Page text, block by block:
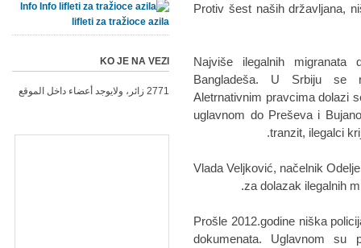
Protiv šest naših državljana,
Najviše ilegalnih
Bangladeša. U Srbiju se
Aletrnativnim pravcima dolazi
uglavnom do Preševa i
tranzit, ilegalci
Vlada Veljković, načelnik
za dolazak ilegalnih
Prošle 2012.godine niška
dokumenata. Uglavnom su
Info
lifleti za tražioce azila
KO JE NA VEZI
2771 زائر، ولايوجد أعضاء داخل الموقع